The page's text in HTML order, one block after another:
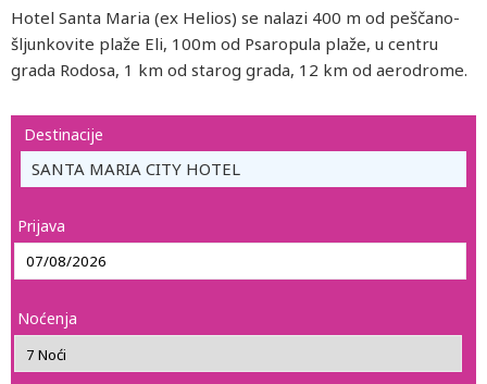
Hotel Santa Maria (ex Helios) se nalazi 400 m od peščano-
šljunkovite plaže Eli, 100m od Psaropula plaže, u centru
grada Rodosa, 1 km od starog grada, 12 km od aerodrome.
Destinacije
SANTA MARIA CITY HOTEL
Prijava
Noćenja